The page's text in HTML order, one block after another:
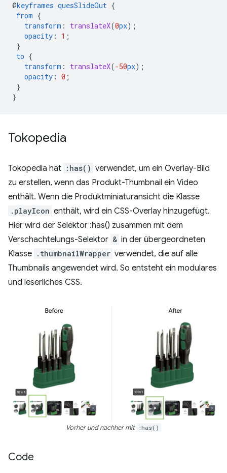
@keyframes quesSlideOut {
from {
transform : translateX(0px);
opacity : 1 ;
}
to {
transform : translateX(-50px);
opacity : 0 ;
}
}
Tokopedia
Tokopedia hat :has() verwendet, um ein Overlay-Bild
zu erstellen, wenn das Produkt-Thumbnail ein Video
enthält. Wenn die Produktminiaturansicht die Klasse
.playIcon enthält, wird ein CSS-Overlay hinzugefügt.
Hier wird der Selektor :has() zusammen mit dem
Verschachtelungs-Selektor & in der übergeordneten
Klasse .thumbnailWrapper verwendet, die auf alle
Thumbnails angewendet wird. So entsteht ein modulares
und leserliches CSS.
Vorher und nachher mit :has()
Code